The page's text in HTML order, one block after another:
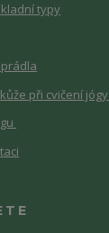
typy
při cvičení jógy